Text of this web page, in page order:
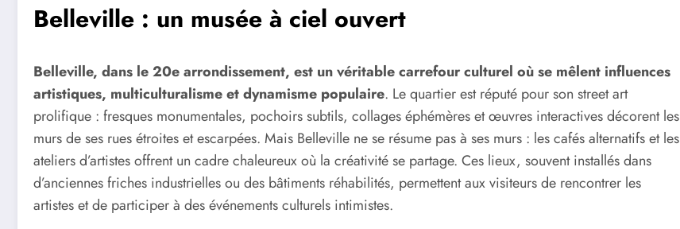
Belleville : un musée à ciel ouvert
Belleville, dans le 20e arrondissement, est un véritable carrefour culturel où se mêlent influences
artistiques, multiculturalisme et dynamisme populaire. Le quartier est réputé pour son street art
prolifique : fresques monumentales, pochoirs subtils, collages éphémères et œuvres interactives décorent les
murs de ses rues étroites et escarpées. Mais Belleville ne se résume pas à ses murs : les cafés alternatifs et les
ateliers d’artistes offrent un cadre chaleureux où la créativité se partage. Ces lieux, souvent installés dans
d’anciennes friches industrielles ou des bâtiments réhabilités, permettent aux visiteurs de rencontrer les
artistes et de participer à des événements culturels intimistes.